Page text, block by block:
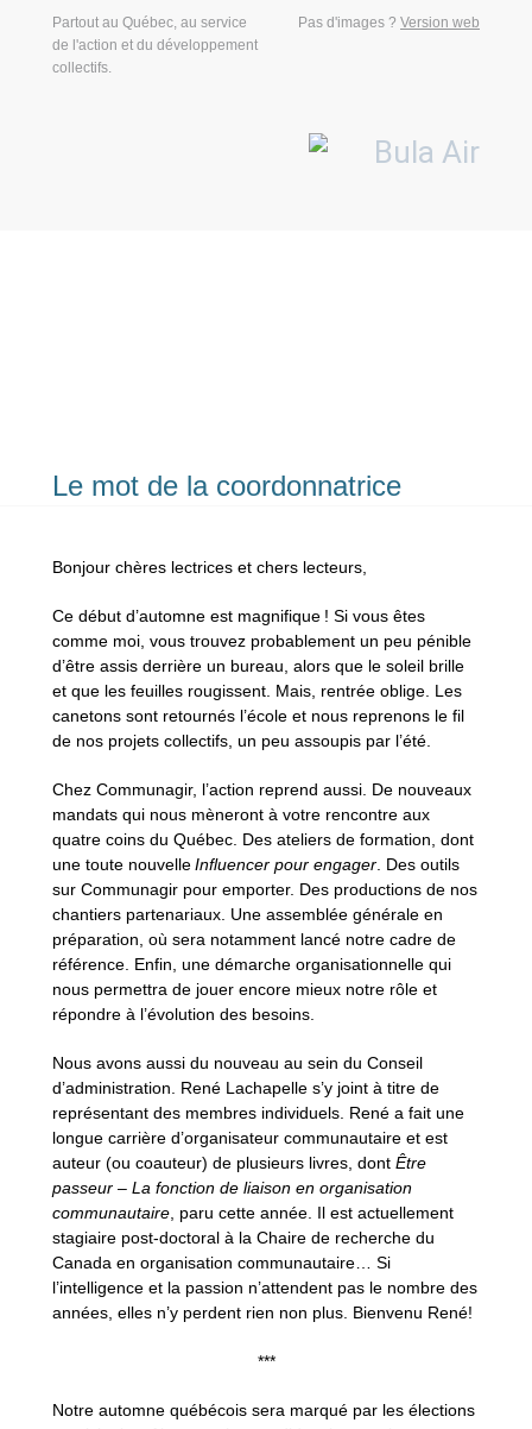
Partout au Québec, au service
de l'action et du développement
collectifs.
Pas d'images ? Version web
Le mot de la coordonnatrice
Bonjour chères lectrices et chers lecteurs,
Ce début d’automne est magnifique ! Si vous êtes
comme moi, vous trouvez probablement un peu pénible
d’être assis derrière un bureau, alors que le soleil brille
et que les feuilles rougissent. Mais, rentrée oblige. Les
canetons sont retournés l’école et nous reprenons le fil
de nos projets collectifs, un peu assoupis par l’été.
Chez Communagir, l’action reprend aussi. De nouveaux
mandats qui nous mèneront à votre rencontre aux
quatre coins du Québec. Des ateliers de formation, dont
une toute nouvelleInfluencer pour engager . Des outils
sur Communagir pour emporter. Des productions de nos
chantiers partenariaux. Une assemblée générale en
préparation, où sera notamment lancé notre cadre de
référence. Enfin, une démarche organisationnelle qui
nous permettra de jouer encore mieux notre rôle et
répondre à l’évolution des besoins.
Nous avons aussi du nouveau au sein du Conseil
d’administration. René Lachapelle s’y joint à titre de
représentant des membres individuels. René a fait une
longue carrière d’organisateur communautaire et est
auteur (ou coauteur) de plusieurs livres, dont Être
passeur – La fonction de liaison en organisation
communautaire , paru cette année. Il est actuellement
stagiaire post-doctoral à la Chaire de recherche du
Canada en organisation communautaire… Si
l’intelligence et la passion n’attendent pas le nombre des
années, elles n’y perdent rien non plus. Bienvenu René!
***
Notre automne québécois sera marqué par les élections